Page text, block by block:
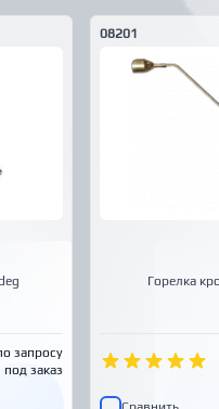
запросу
под заказ
08201
Горелка